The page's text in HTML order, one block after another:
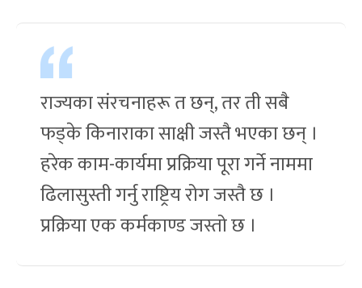
राज्यका संरचनाहरू त छन्, तर ती सबै
फड्के किनाराका साक्षी जस्तै भएका छन् ।
हरेक काम-कार्यमा प्रक्रिया पूरा गर्ने नाममा
ढिलासुस्ती गर्नु राष्ट्रिय रोग जस्तै छ ।
प्रक्रिया एक कर्मकाण्ड जस्तो छ ।